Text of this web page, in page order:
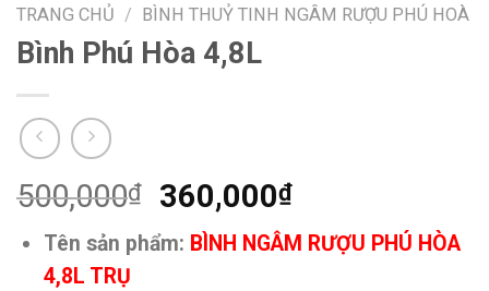
TRANG CHỦ / BÌNH THUỶ TINH NGÂM RƯỢU PHÚ HOÀ
Bình Phú Hòa 4,8L
500,000₫
Giá
gốc
là:
360,000₫Giá
hiện
tại
Tên sản phẩm: BÌNH NGÂM RƯỢU PHÚ HÒA
4,8L TRỤ